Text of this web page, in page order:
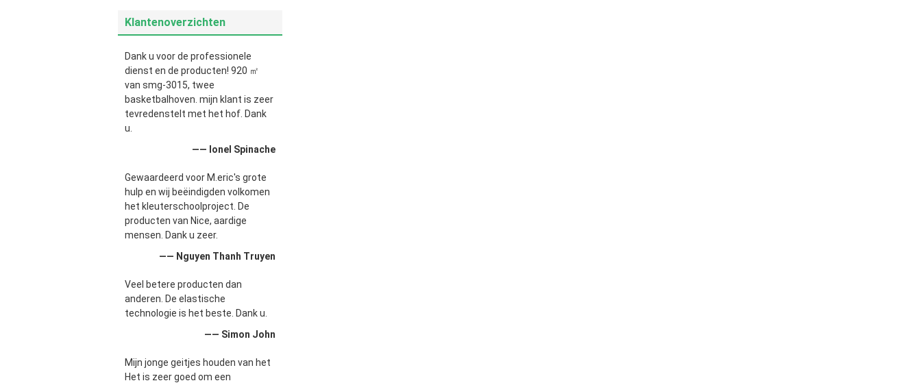
Klantenoverzichten
Dank u voor de professionele
dienst en de producten! 920 ㎡
van smg-3015, twee
basketbalhoven. mijn klant is zeer
tevredenstelt met het hof. Dank
u.
—— Ionel Spinache
Gewaardeerd voor M.eric's grote
hulp en wij beëindigden volkomen
het kleuterschoolproject. De
producten van Nice, aardige
mensen. Dank u zeer.
—— Nguyen Thanh Truyen
Veel betere producten dan
anderen. De elastische
technologie is het beste. Dank u.
—— Simon John
Mijn jonge geitjes houden van het
Het is zeer goed om een